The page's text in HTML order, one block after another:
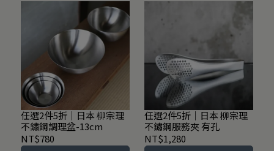
任選2件5折｜日本 柳宗理
不鏽鋼調理盆-13cm
NT$780
任選2件5折｜日本 柳宗理
不鏽鋼服務夾 有孔
NT$1,280